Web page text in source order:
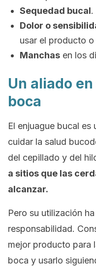
Sequedad bucal.
Dolor o
usar el producto
Manchas en los
Un aliado
boca
El enjuague bucal es
cuidar la salud
del cepillado y del
a sitios que las
alcanzar.
Pero su utilización
responsabilidad.
mejor producto para
boca y usarlo